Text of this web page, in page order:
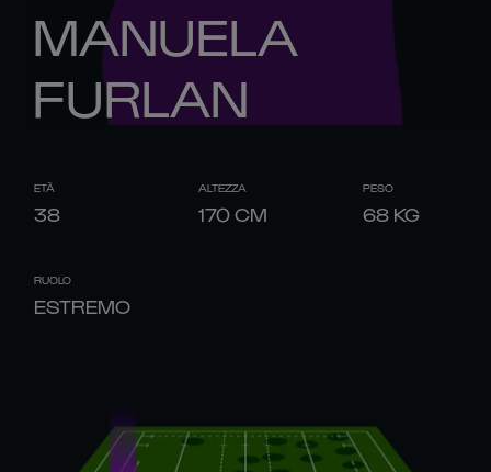
MANUELA
FURLAN
ETÀ
38
ALTEZZA
170CM
PESO
68 KG
RUOLO
ESTREMO